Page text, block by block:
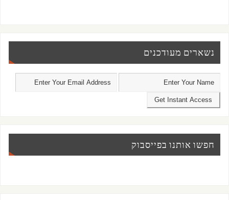
נשארים מעודכנים
חפשו אותנו בפייסבוק